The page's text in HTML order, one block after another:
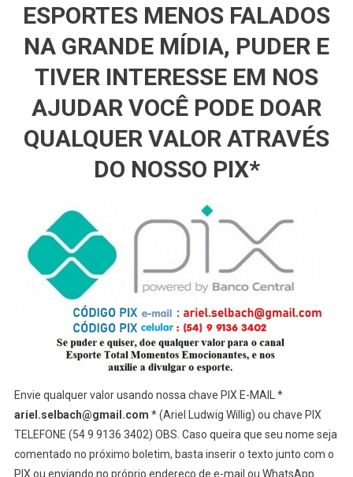
ESPORTES MENOS FALADOS
NA GRANDE MÍDIA, PUDER E
TIVER INTERESSE EM NOS
AJUDAR VOCÊ PODE DOAR
QUALQUER VALOR ATRAVÉS
DO NOSSO PIX*
Envie qualquer valor usando nossa chave PIX E-MAIL *
ariel.selbach@gmail.com * (Ariel Ludwig Willig) ou chave PIX
TELEFONE (54 9 9136 3402) OBS. Caso queira que seu nome seja
comentado no próximo boletim, basta inserir o texto junto com o
PIX ou enviando no próprio endereço de e-mail ou WhatsApp